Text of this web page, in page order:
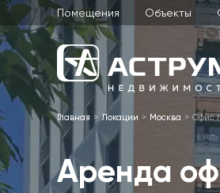
Помещения Объекты
Главная Локации Москва Офис
Аренда